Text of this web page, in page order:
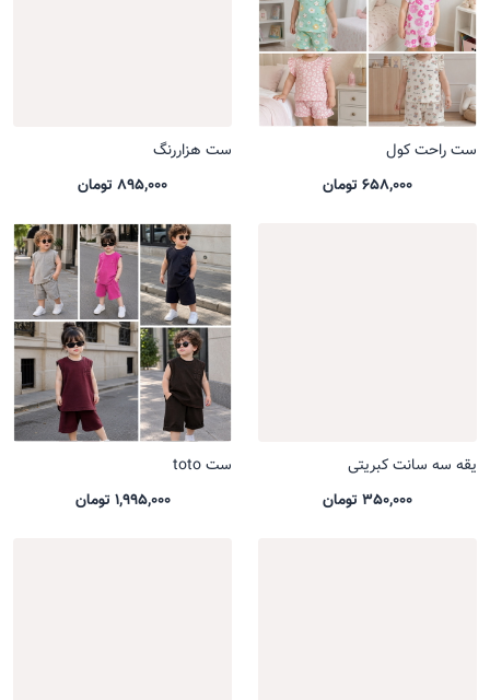
ست راحت کول
658,000 تومان
ست هزاررنگ
895,000 تومان
یقه سه سانت کبریتی
350,000 تومان
ست toto
1,995,000 تومان